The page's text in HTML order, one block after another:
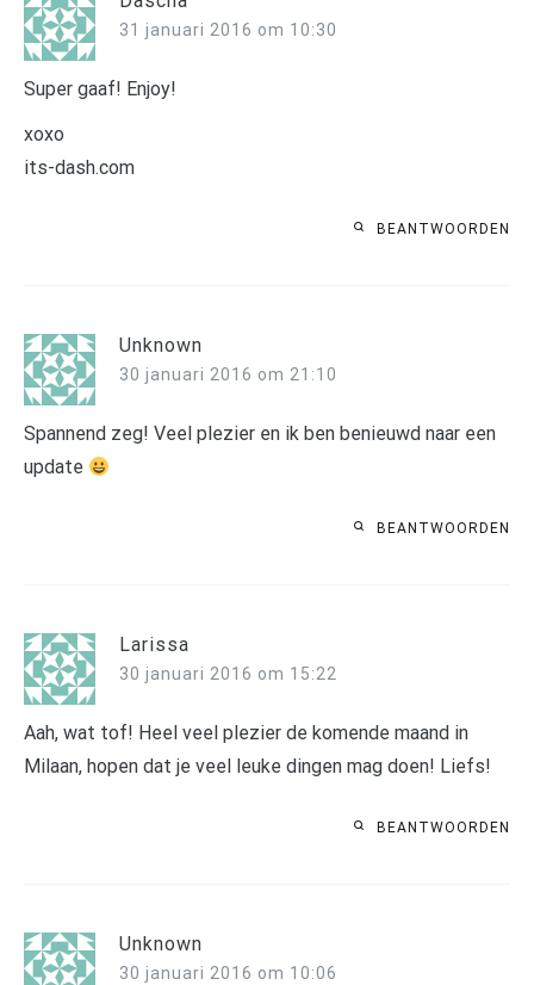
31 januari 2016 om 10:30
Super gaaf! Enjoy!
xoxo
its-dash.com
BEANTWOORDEN
Unknown
30 januari 2016 om 21:10
Spannend zeg! Veel plezier en ik ben benieuwd naar een
update
BEANTWOORDEN
Larissa
30 januari 2016 om 15:22
Aah, wat tof! Heel veel plezier de komende maand in
Milaan, hopen dat je veel leuke dingen mag doen! Liefs!
BEANTWOORDEN
Unknown
30 januari 2016 om 10:06